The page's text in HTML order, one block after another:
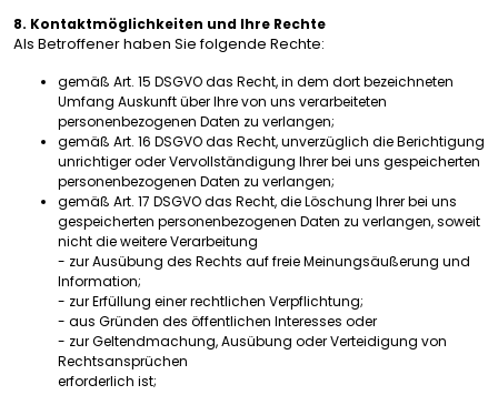
8. Kontaktmöglichkeiten und Ihre Rechte
Als Betroffener haben Sie folgende Rechte:
gemäß Art. 15 DSGVO das Recht, in dem dort bezeichneten
Umfang Auskunft über Ihre von uns verarbeiteten
personenbezogenen Daten zu verlangen;
gemäß Art. 16 DSGVO das Recht, unverzüglich die Berichtigung
unrichtiger oder Vervollständigung Ihrer bei uns gespeicherten
personenbezogenen Daten zu verlangen;
gemäß Art. 17 DSGVO das Recht, die Löschung Ihrer bei uns
gespeicherten personenbezogenen Daten zu verlangen, soweit
nicht die weitere Verarbeitung
- zur Ausübung des Rechts auf freie Meinungsäußerung und
Information;
- zur Erfüllung einer rechtlichen Verpflichtung;
- aus Gründen des öffentlichen Interesses oder
- zur Geltendmachung, Ausübung oder Verteidigung von
Rechtsansprüchen
erforderlich ist;